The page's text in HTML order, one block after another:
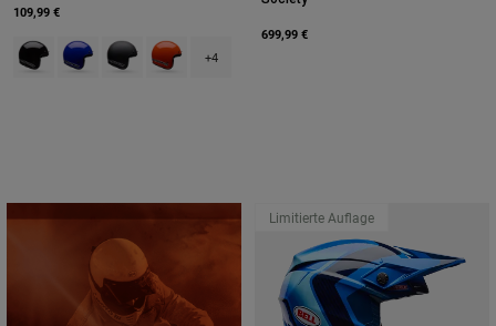
109,99 €
Product swatch type of Schwarz.
Product swatch type of Blau.
Product swatch type of Mattes Schwarz.
Product swatch type of Orange.
+4
699,99 €
Limitierte Auflage